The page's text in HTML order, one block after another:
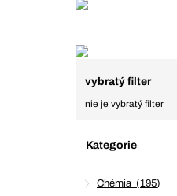
vybratý filter
nie je vybratý filter
Kategorie
Chémia 195